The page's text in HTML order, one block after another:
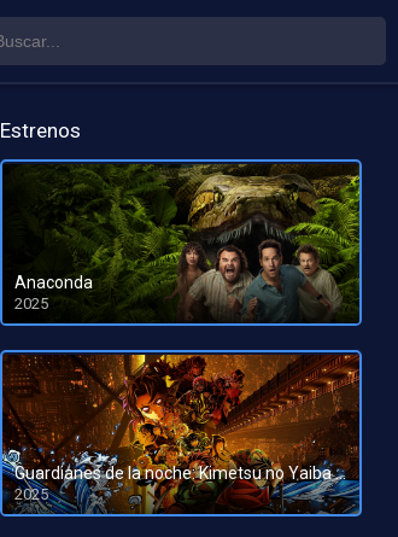
Estrenos
Anaconda
2025
HD 1080pHD 720p
Guardianes de la noche: Kimetsu no Yaiba La fortaleza infinita
2025
HD 1080pHD 720p